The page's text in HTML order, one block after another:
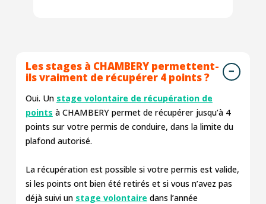
Les stages à CHAMBERY permettent-
ils vraiment de récupérer 4 points ?
Oui. Un stage volontaire de récupération de
points à CHAMBERY permet de récupérer jusqu’à 4
points sur votre permis de conduire, dans la limite du
plafond autorisé.
La récupération est possible si votre permis est valide,
si les points ont bien été retirés et si vous n’avez pas
déjà suivi un stage volontaire dans l’année